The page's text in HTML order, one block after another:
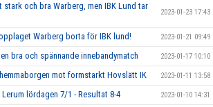
och bra Warberg, men IBK Lund tar
2023-01-23 17:43
Warberg borta för IBK lund! 2023-01-21 09:49
bra och spännande innebandymatch 2023-01-17 10:10
mot formstarkt Hovslätt IK 2023-01-11 13:58
lördagen 7/1 - Resultat 8-4 2023-01-10 14:31